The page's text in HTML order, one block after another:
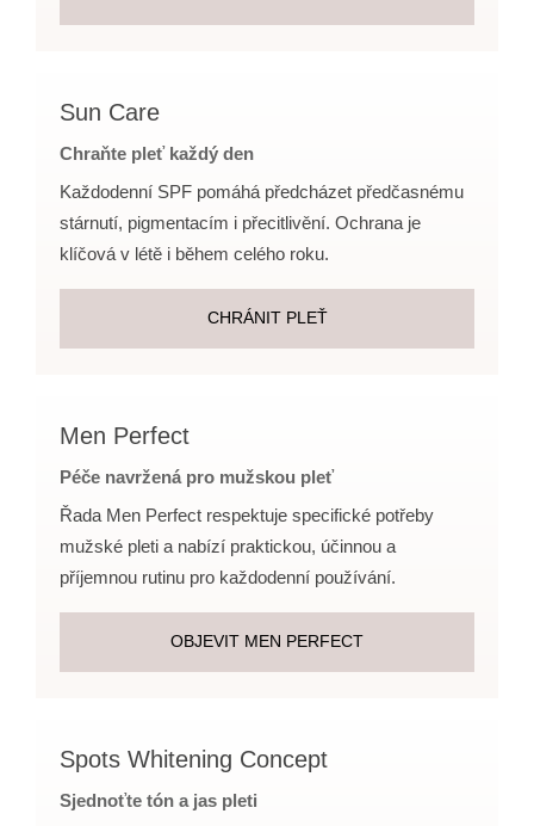
Sun Care
Chraňte pleť každý den
Každodenní SPF pomáhá předcházet předčasnému
stárnutí, pigmentacím i přecitlivění. Ochrana je
klíčová v létě i během celého roku.
CHRÁNIT PLEŤ
Men Perfect
Péče navržená pro mužskou pleť
Řada Men Perfect respektuje specifické potřeby
mužské pleti a nabízí praktickou, účinnou a
příjemnou rutinu pro každodenní používání.
OBJEVIT MEN PERFECT
Spots Whitening Concept
Sjednoťte tón a jas pleti